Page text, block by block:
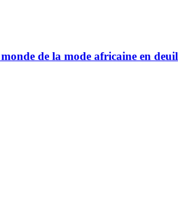
de la mode africaine en deuil